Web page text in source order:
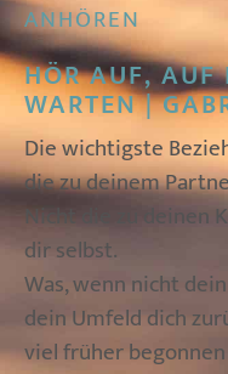
ANHÖREN
HÖR AUF, AUF
WARTEN |
Die wichtigste
die zu deinem
Nicht die zu deinen
dir selbst.
Was, wenn nicht
dein Umfeld dich
viel früher